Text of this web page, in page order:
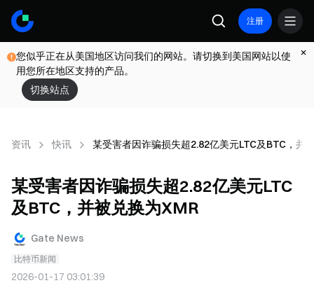
注册
您似乎正在从美国地区访问我们的网站。请切换到美国网站以使
用您所在地区支持的产品。
切换站点
资讯 快讯 某受害者因诈骗损失超2.82亿美元LTC及BTC，并
某受害者因诈骗损失超2.82亿美元LTC
及BTC，并被兑换为XMR
Gate News
比特币新闻
2026-01-17 03:01:39